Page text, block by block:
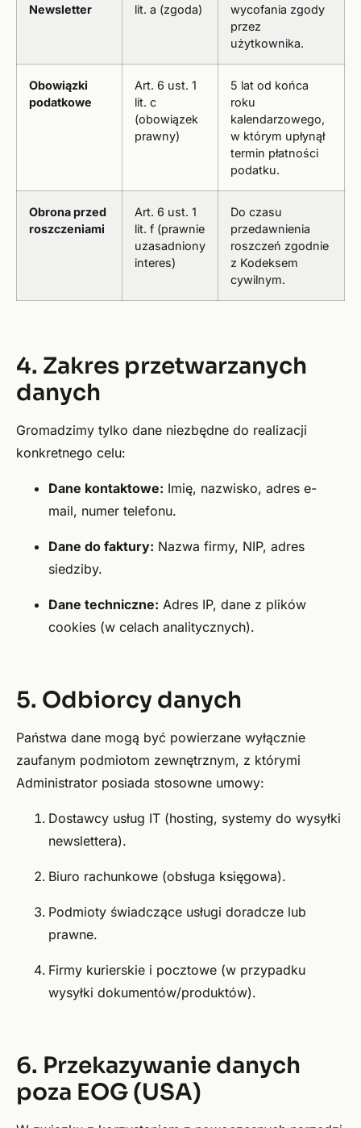
Newsletter
lit. a (zgoda)
wycofania zgody
przez
użytkownika.
Obowiązki
podatkowe
Art. 6 ust. 1
lit. c
(obowiązek
prawny)
5 lat od końca
roku
kalendarzowego,
w którym upłynął
termin płatności
podatku.
Obrona przed
roszczeniami
Art. 6 ust. 1
lit. f (prawnie
uzasadniony
interes)
Do czasu
przedawnienia
roszczeń zgodnie
z Kodeksem
cywilnym.
4. Zakres przetwarzanych
danych
Gromadzimy tylko dane niezbędne do realizacji
konkretnego celu:
Dane kontaktowe: Imię, nazwisko, adres e-
mail, numer telefonu.
Dane do faktury: Nazwa firmy, NIP, adres
siedziby.
Dane techniczne: Adres IP, dane z plików
cookies (w celach analitycznych).
5. Odbiorcy danych
Państwa dane mogą być powierzane wyłącznie
zaufanym podmiotom zewnętrznym, z którymi
Administrator posiada stosowne umowy:
Dostawcy usług IT (hosting, systemy do wysyłki
newslettera).
Biuro rachunkowe (obsługa księgowa).
Podmioty świadczące usługi doradcze lub
prawne.
Firmy kurierskie i pocztowe (w przypadku
wysyłki dokumentów/produktów).
6. Przekazywanie danych
poza EOG (USA)